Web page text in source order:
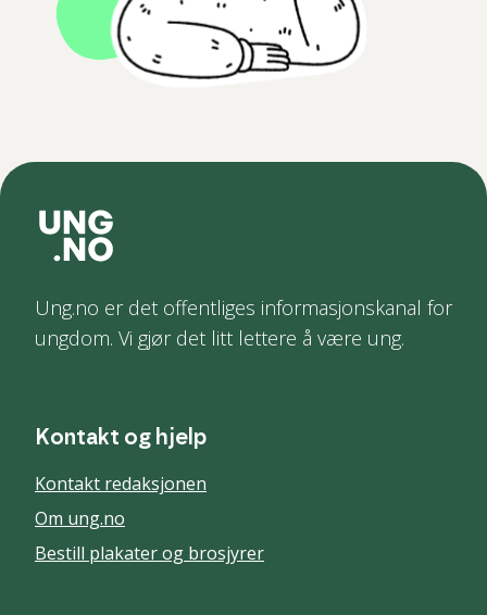
Ung.no er det offentliges informasjonskanal for
ungdom. Vi gjør det litt lettere å være ung.
Kontakt og hjelp
Kontakt redaksjonen
Om ung.no
Bestill plakater og brosjyrer